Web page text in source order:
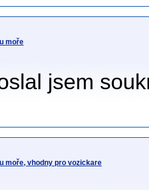
moře
jsem
moře, vhodny pro vozickare